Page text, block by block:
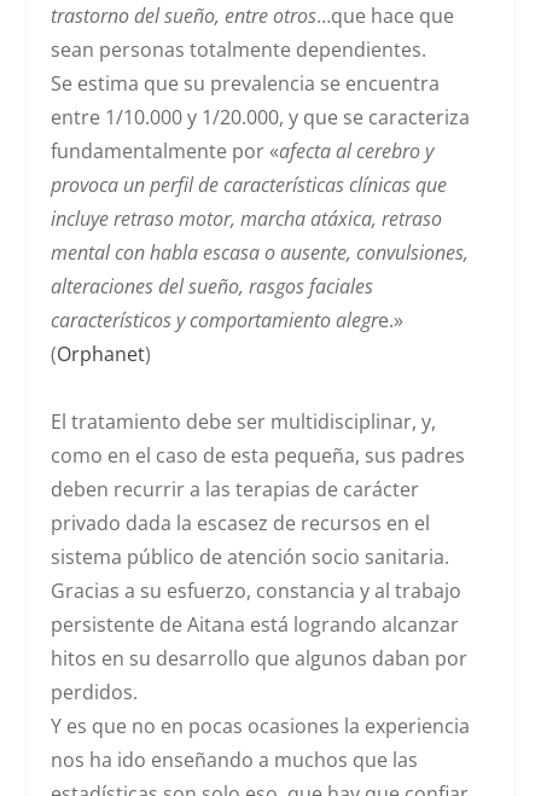
trastorno del sueño, entre otros…que hace que
sean personas totalmente dependientes.
Se estima que su prevalencia se encuentra
entre 1/10.000 y 1/20.000, y que se caracteriza
fundamentalmente por «afecta al cerebro y
provoca un perfil de características clínicas que
incluye retraso motor, marcha atáxica, retraso
mental con habla escasa o ausente, convulsiones,
alteraciones del sueño, rasgos faciales
característicos y comportamiento alegre.»
(Orphanet)
El tratamiento debe ser multidisciplinar, y,
como en el caso de esta pequeña, sus padres
deben recurrir a las terapias de carácter
privado dada la escasez de recursos en el
sistema público de atención socio sanitaria.
Gracias a su esfuerzo, constancia y al trabajo
persistente de Aitana está logrando alcanzar
hitos en su desarrollo que algunos daban por
perdidos.
Y es que no en pocas ocasiones la experiencia
nos ha ido enseñando a muchos que las